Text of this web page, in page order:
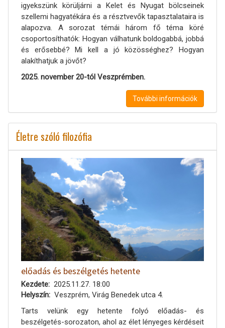
igyekszünk körüljárni a Kelet és Nyugat bölcseinek
szellemi hagyatékára és a résztvevők tapasztalataira is
alapozva. A sorozat témái három fő téma köré
csoportosíthatók: Hogyan válhatunk boldogabbá, jobbá
és erősebbé? Mi kell a jó közösséghez? Hogyan
alakíthatjuk a jövőt?
2025. november 20-tól Veszprémben.
További információk
Életre szóló filozófia
előadás és beszélgetés hetente
Kezdete
2025.11.27. 18:00
Helyszín
Veszprém, Virág Benedek utca 4.
Tarts velünk egy hetente folyó előadás- és
beszélgetés-sorozaton, ahol az élet lényeges kérdéseit